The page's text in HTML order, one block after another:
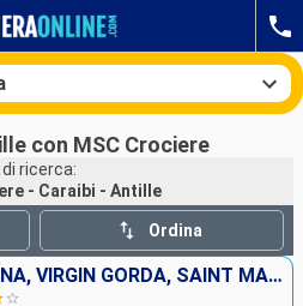
con MSC Crociere
di ricerca:
- Caraibi - Antille
Ordina
REPUBBLICA DOMINICANA, VIRGIN GORDA, SAINT MARTIN, MARTINICA, ANTIGUA E BARBUDA